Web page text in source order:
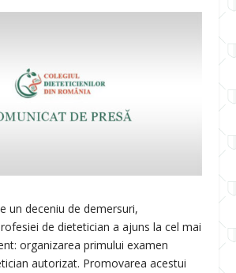
un deceniu de demersuri,
de dietetician a ajuns la cel mai
organizarea primului examen
autorizat. Promovarea acestui